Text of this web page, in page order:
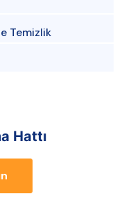
Temizlik
Hattı